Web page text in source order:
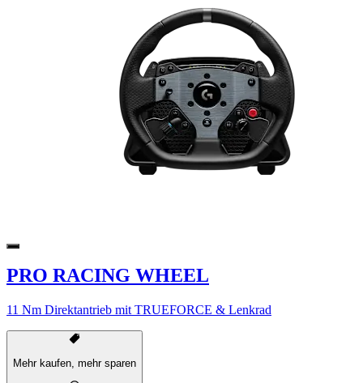
PRO RACING WHEEL
11 Nm Direktantrieb mit TRUEFORCE & Lenkrad
Mehr kaufen, mehr sparen